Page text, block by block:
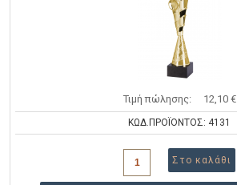
Τιμή πώλησης: 12,10 €
ΚΩΔ.ΠΡΟΪΟΝΤΟΣ: 4131